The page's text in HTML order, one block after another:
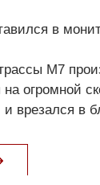
в
М7
огромной
врезался в